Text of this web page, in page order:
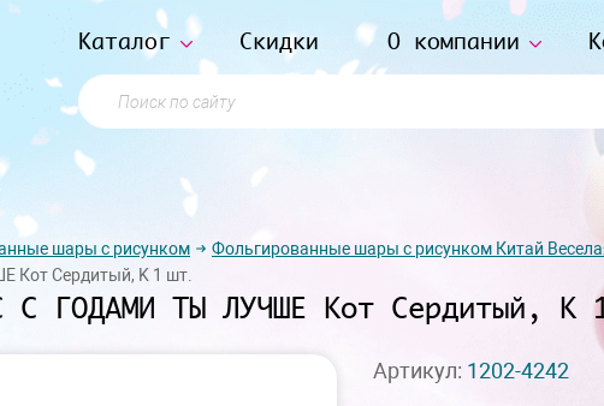
Каталог Скидки О компании
Поиск по сайту
шары с рисунком
Фольгированные шары с рисунком Китай
Сердитый, K 1 шт.
ГОДАМИ ТЫ ЛУЧШЕ Кот Сердитый, K
Артикул: 1202-4242